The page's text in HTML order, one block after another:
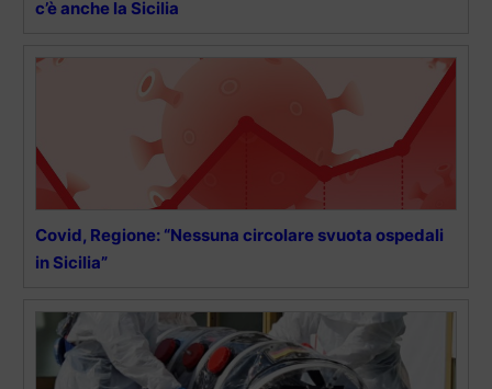
c’è anche la Sicilia
Covid, Regione: “Nessuna circolare svuota ospedali
in Sicilia”